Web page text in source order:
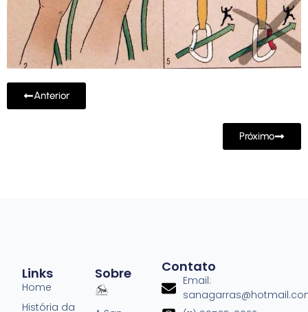
Anterior
Próximo
Sobre
Links
Home
História da
Contato
Email: